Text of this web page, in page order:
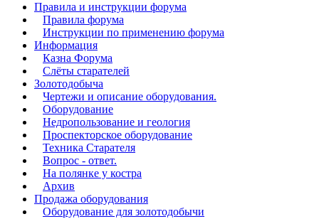
Правила и инструкции форума
Правила форума
Инструкции по применению форума
Информация
Казна Форума
Слёты старателей
Золотодобыча
Чертежи и описание оборудования.
Оборудование
Недропользование и геология
Проспекторское оборудование
Техника Старателя
Вопрос - ответ.
На полянке у костра
Архив
Продажа оборудования
Оборудование для золотодобычи